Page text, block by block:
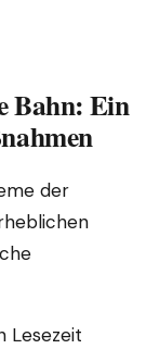
Bahn: Ein
der
Lesezeit